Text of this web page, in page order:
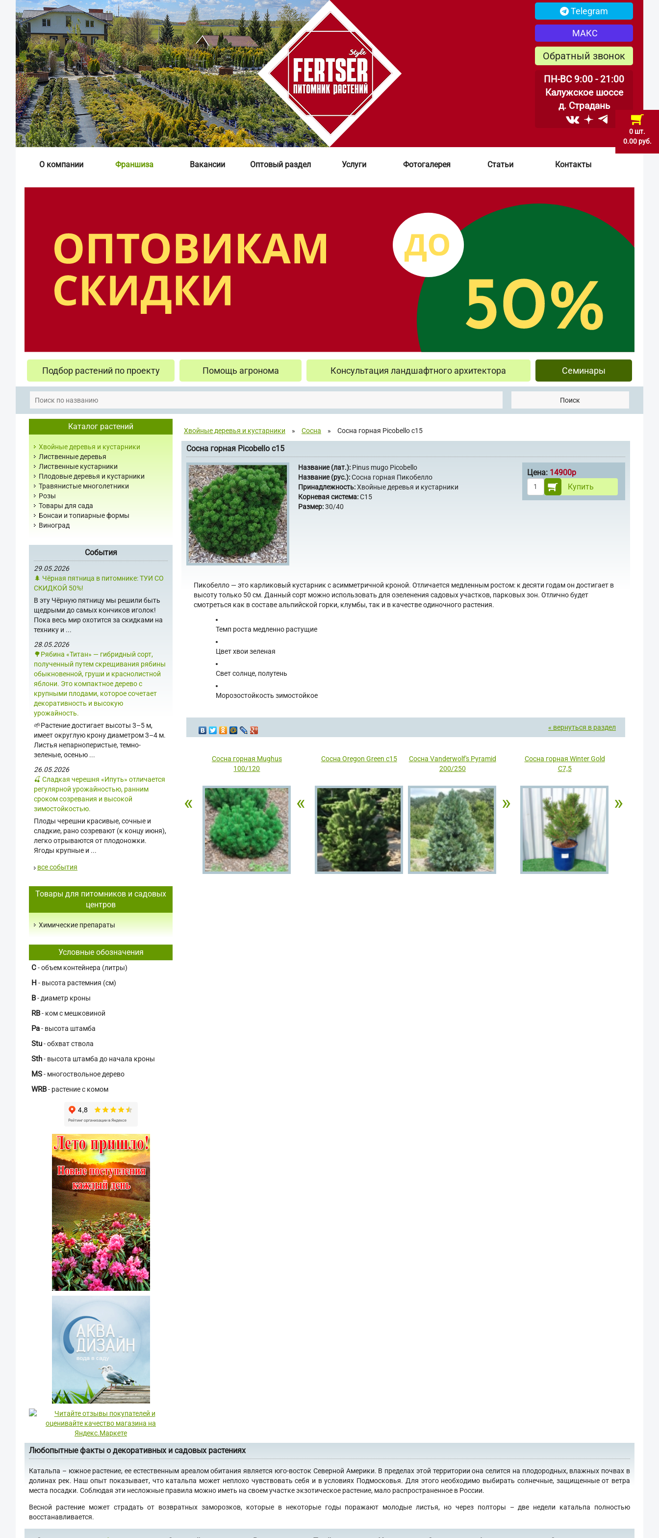
0 шт.
0.00 руб.
Telegram
МАКС
Обратный звонок
ПН-ВС 9:00 - 21:00
Калужское шоссе
д. Страдань
О компании Франшиза Вакансии Оптовый раздел Услуги Фотогалерея Статьи Контакты
Подбор растений по проекту Помощь агронома Консультация ландшафтного архитектора Семинары
Поиск
Каталог растений
Хвойные деревья и кустарники
Лиственные деревья
Лиственные кустарники
Плодовые деревья и кустарники
Травянистые многолетники
Розы
Товары для сада
Бонсаи и топиарные формы
Виноград
События
29.05.2026
🌲 Чёрная пятница в питомнике: ТУИ СО
СКИДКОЙ 50%!
В эту Чёрную пятницу мы решили быть
щедрыми до самых кончиков иголок!
Пока весь мир охотится за скидками на
технику и ...
28.05.2026
🌳Рябина «Титан» — гибридный сорт,
полученный путем скрещивания рябины
обыкновенной, груши и краснолистной
яблони. Это компактное дерево с
крупными плодами, которое сочетает
декоративность и высокую
урожайность.
🌱Растение достигает высоты 3–5 м,
имеет округлую крону диаметром 3–4 м.
Листья непарноперистые, темно-
зеленые, осенью ...
26.05.2026
🍒 Сладкая черешня «Ипуть» отличается
регулярной урожайностью, ранним
сроком созревания и высокой
зимостойкостью.
Плоды черешни красивые, сочные и
сладкие, рано созревают (к концу июня),
легко отрываются от плодоножки.
Ягоды крупные и ...
все события
Товары для питомников и садовых
центров
Химические препараты
Условные обозначения
C- объем контейнера (литры)
H - высота растемния (см)
В- диаметр кроны
RB- ком с мешковиной
Pa- высота штамба
Stu- обхват ствола
Sth- высота штамба до начала кроны
MS- многоствольное дерево
WRB- растение с комом
Хвойные деревья и кустарники » Сосна » Сосна горная Picobello с15
Сосна горная Picobello с15
Название (лат.): Pinus mugo Picobello
Название (рус.):Сосна горная Пикобелло
Принадлежность:Хвойные деревья и кустарники
Корневая система:С15
Размер:30/40
Цена: 14900р
Купить
Пикобелло — это карликовый кустарник с асимметричной кроной. Отличается медленным ростом: к десяти годам он достигает в
высоту только 50 см. Данный сорт можно использовать для озеленения садовых участков, парковых зон. Отлично будет
смотреться как в составе альпийской горки, клумбы, так и в качестве одиночного растения.
Темп роста медленно растущие
Цвет хвои зеленая
Светсолнце, полутень
Морозостойкость зимостойкое
« вернуться в раздел
«
Сосна горная Мughus
100/120
«
Сосна Oregon Green с15
Сосна Vanderwolf's Pyramid
200/250
»
Сосна горная Winter Gold
С7,5
»
Любопытные факты о декоративных и садовых растениях
Катальпа – южное растение, ее естественным ареалом обитания является юго-восток Северной Америки. В пределах этой территории она селится на плодородных, влажных почвах в
долинах рек. Наш опыт показывает, что катальпа может неплохо чувствовать себя и в условиях Подмосковья. Для этого необходимо выбирать солнечные, защищенные от ветра
места посадки. Соблюдая эти несложные правила можно иметь на своем участке экзотическое растение, мало распространенное в России.
Весной растение может страдать от возвратных заморозков, которые в некоторые годы поражают молодые листья, но через полторы – две недели катальпа полностью
восстанавливается.